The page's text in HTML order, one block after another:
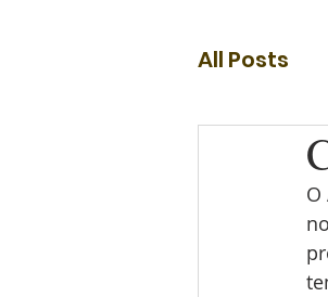
All Posts
O